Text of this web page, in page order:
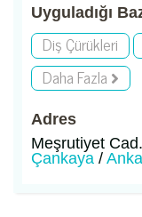
Uyguladığı
Diş Çürükleri
Daha Fazla
Adres
Meşrutiyet
Çankaya /